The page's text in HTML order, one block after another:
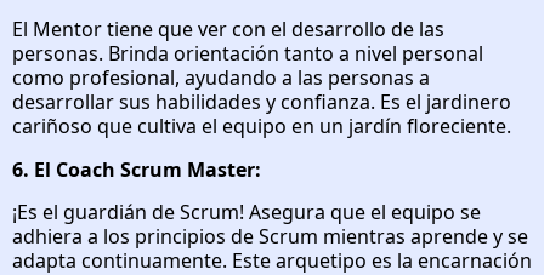
El Mentor tiene que ver con el desarrollo de las
personas. Brinda orientación tanto a nivel personal
como profesional, ayudando a las personas a
desarrollar sus habilidades y confianza. Es el jardinero
cariñoso que cultiva el equipo en un jardín floreciente.
6. El Coach Scrum Master:
¡Es el guardián de Scrum! Asegura que el equipo se
adhiera a los principios de Scrum mientras aprende y se
adapta continuamente. Este arquetipo es la encarnación